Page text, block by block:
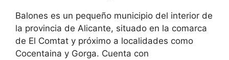
Balones es un pequeño municipio del interior de
la provincia de Alicante, situado en la comarca
de El Comtat y próximo a localidades como
Cocentaina y Gorga. Cuenta con